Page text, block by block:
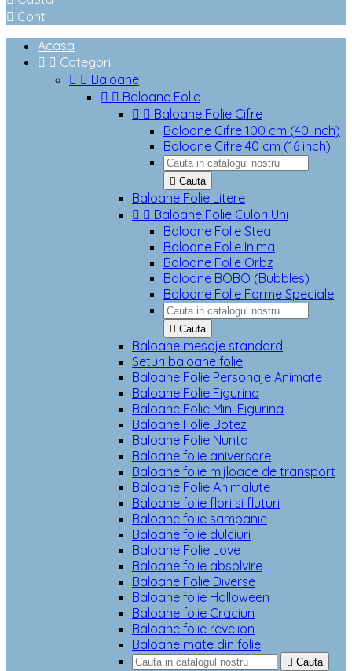
 Cont
Acasa
  Categorii
  Baloane
  Baloane Folie
  Baloane Folie Cifre
Baloane Cifre 100 cm (40 inch)
Baloane Cifre 40 cm (16 inch)
 Cauta
Baloane Folie Litere
  Baloane Folie Culori Uni
Baloane Folie Stea
Baloane Folie Inima
Baloane Folie Orbz
Baloane BOBO (Bubbles)
Baloane Folie Forme Speciale
 Cauta
Baloane mesaje standard
Seturi baloane folie
Baloane Folie Personaje Animate
Baloane Folie Figurina
Baloane Folie Mini Figurina
Baloane Folie Botez
Baloane Folie Nunta
Baloane folie aniversare
Baloane folie mijloace de transport
Baloane Folie Animalute
Baloane folie flori si fluturi
Baloane folie sampanie
Baloane folie dulciuri
Baloane Folie Love
Baloane folie absolvire
Baloane Folie Diverse
Baloane folie Halloween
Baloane folie Craciun
Baloane folie revelion
Baloane mate din folie
 Cauta